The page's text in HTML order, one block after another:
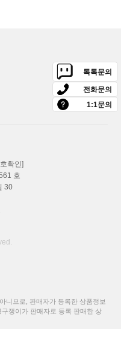
충전 세척기 본체 20bar
블...
전 정원용톱 컷소 가지
정기...
톡톡문의
전화문의
1:1문의
확인]
호
30
니므로, 판매자가 등록한 상품정보
쟁이가 판매자로 등록 판매한 상